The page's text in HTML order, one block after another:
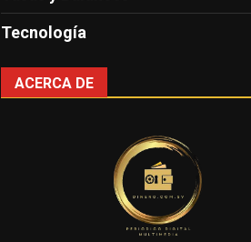
Tecnología
ACERCA DE